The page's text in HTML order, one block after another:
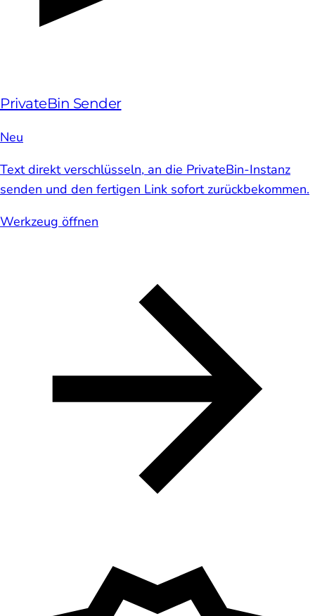
PrivateBin Sender
Neu
Text direkt verschlüsseln, an die PrivateBin-Instanz
senden und den fertigen Link sofort zurückbekommen.
Werkzeug öffnen